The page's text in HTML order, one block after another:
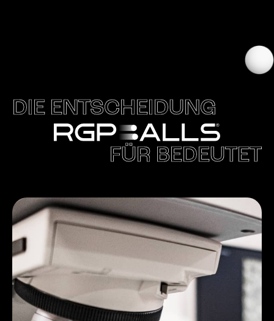
DIE ENTSCHEIDUNG
FÜR BEDEUTET